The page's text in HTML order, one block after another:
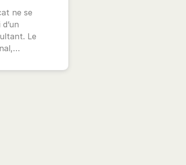
ne se
Le